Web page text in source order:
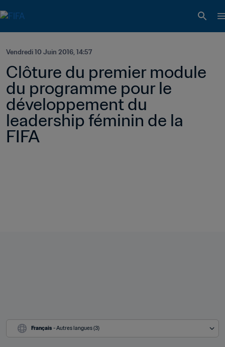
Vendredi 10 Juin 2016, 14:57
Clôture du premier module
du programme pour le
développement du
leadership féminin de la
FIFA
Français - Autres langues (3)